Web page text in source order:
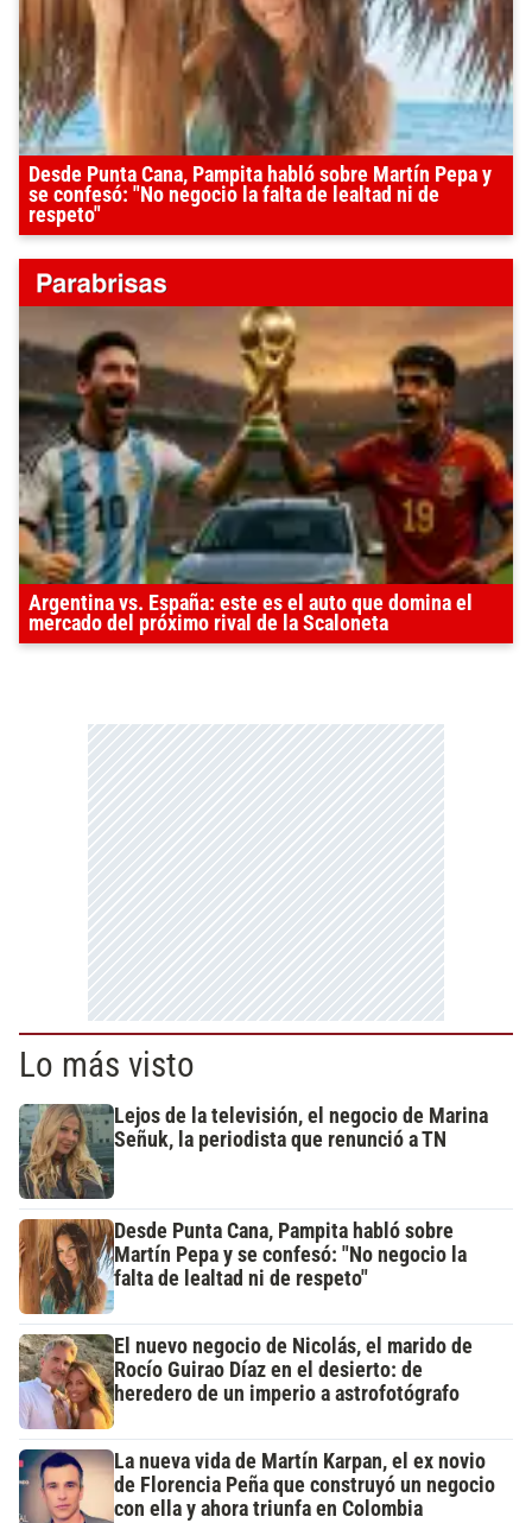
Desde Punta Cana, Pampita habló sobre Martín Pepa y
se confesó: "No negocio la falta de lealtad ni de
respeto"
Argentina vs. España: este es el auto que domina el
mercado del próximo rival de la Scaloneta
Lo más visto
Lejos de la televisión, el negocio de Marina
Señuk, la periodista que renunció a TN
Desde Punta Cana, Pampita habló sobre
Martín Pepa y se confesó: "No negocio la
falta de lealtad ni de respeto"
El nuevo negocio de Nicolás, el marido de
Rocío Guirao Díaz en el desierto: de
heredero de un imperio a astrofotógrafo
La nueva vida de Martín Karpan, el ex novio
de Florencia Peña que construyó un negocio
con ella y ahora triunfa en Colombia